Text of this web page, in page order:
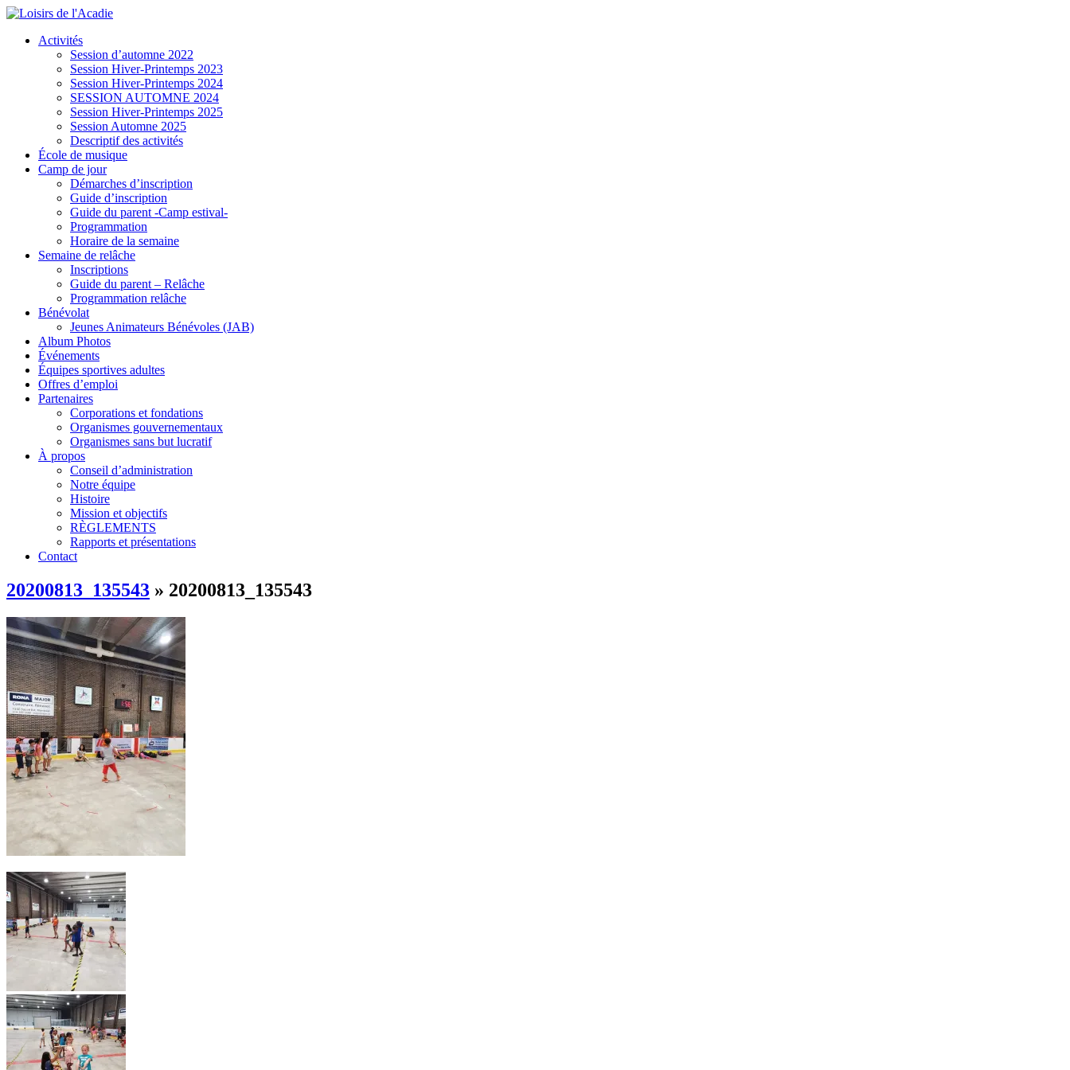
Activités
Session d’automne 2022
Session Hiver-Printemps 2023
Session Hiver-Printemps 2024
SESSION AUTOMNE 2024
Session Hiver-Printemps 2025
Session Automne 2025
Descriptif des activités
École de musique
Camp de jour
Démarches d’inscription
Guide d’inscription
Guide du parent -Camp estival-
Programmation
Horaire de la semaine
Semaine de relâche
Inscriptions
Guide du parent – Relâche
Programmation relâche
Bénévolat
Jeunes Animateurs Bénévoles (JAB)
Album Photos
Événements
Équipes sportives adultes
Offres d’emploi
Partenaires
Corporations et fondations
Organismes gouvernementaux
Organismes sans but lucratif
À propos
Conseil d’administration
Notre équipe
Histoire
Mission et objectifs
RÈGLEMENTS
Rapports et présentations
Contact
20200813_135543 » 20200813_135543